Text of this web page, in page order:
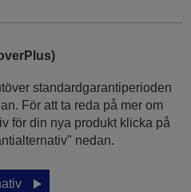
standardgarantiperioden
För att ta reda på mer om
för din nya produkt klicka på
nedan.